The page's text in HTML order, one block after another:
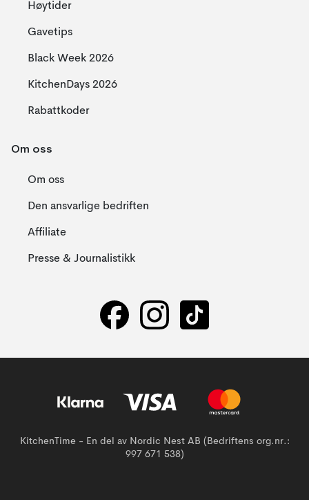
Høytider
Gavetips
Black Week 2026
KitchenDays 2026
Rabattkoder
Om oss
Om oss
Den ansvarlige bedriften
Affiliate
Presse & Journalistikk
KitchenTime - En del av Nordic Nest AB (Bedriftens org.nr.:
997 671 538)